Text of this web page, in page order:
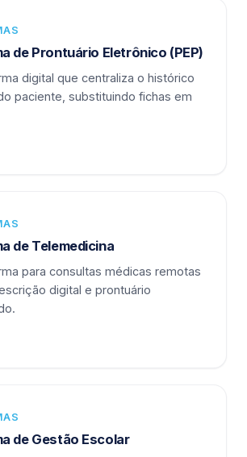
de Prontuário Eletrônico (PEP)
digital que centraliza o histórico
paciente, substituindo fichas em
de Telemedicina
para consultas médicas remotas
digital e prontuário
de Gestão Escolar